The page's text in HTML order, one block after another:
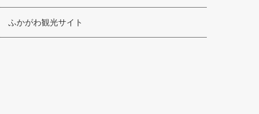
ふかがわ観光サイト